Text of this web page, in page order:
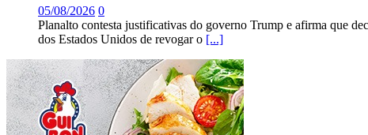
05/08/2026 0
Planalto contesta justificativas do governo Trump e afirma que
dos Estados Unidos de revogar o [...]